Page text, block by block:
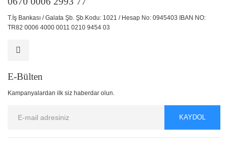
T.İş Bankası / Galata Şb. Şb.Kodu: 1021 / Hesap No: 0945403 IBAN NO:
TR82 0006 4000 0011 0210 9454 03
E-Bülten
Kampanyalardan ilk siz haberdar olun.
KAYDOL